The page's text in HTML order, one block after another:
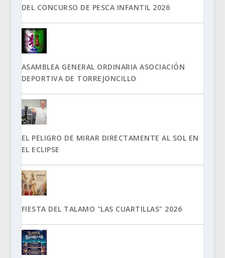
DEL CONCURSO DE PESCA INFANTIL 2026
ASAMBLEA GENERAL ORDINARIA ASOCIACIÓN
DEPORTIVA DE TORREJONCILLO
EL PELIGRO DE MIRAR DIRECTAMENTE AL SOL EN
EL ECLIPSE
FIESTA DEL TALAMO "LAS CUARTILLAS" 2026